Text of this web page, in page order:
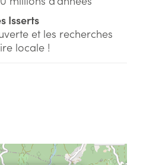
Isserts
et les recherches
locale !